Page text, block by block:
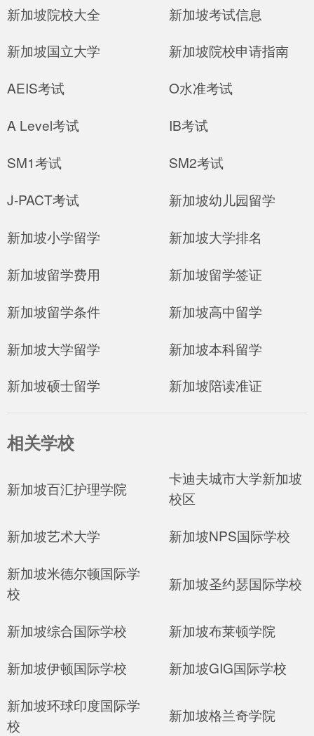
新加坡院校大全
新加坡考试信息
新加坡国立大学
新加坡院校申请指南
AEIS考试
O水准考试
A Level考试
IB考试
SM1考试
SM2考试
J-PACT考试
新加坡幼儿园留学
新加坡小学留学
新加坡大学排名
新加坡留学费用
新加坡留学签证
新加坡留学条件
新加坡高中留学
新加坡大学留学
新加坡本科留学
新加坡硕士留学
新加坡陪读准证
相关学校
新加坡百汇护理学院
卡迪夫城市大学新加坡
校区
新加坡艺术大学
新加坡NPS国际学校
新加坡米德尔顿国际学
校
新加坡圣约瑟国际学校
新加坡综合国际学校
新加坡布莱顿学院
新加坡伊顿国际学校
新加坡GIG国际学校
新加坡环球印度国际学
校
新加坡格兰奇学院